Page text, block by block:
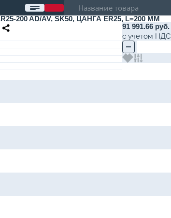
AD/AV, SK50, ЦАНГА ER25, L=200 ММ
91 991.66 руб.
с учетом НДС